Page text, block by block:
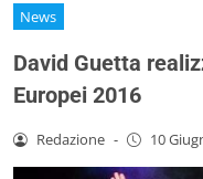
News
David Guetta
Europei 2016
Redazione - 10